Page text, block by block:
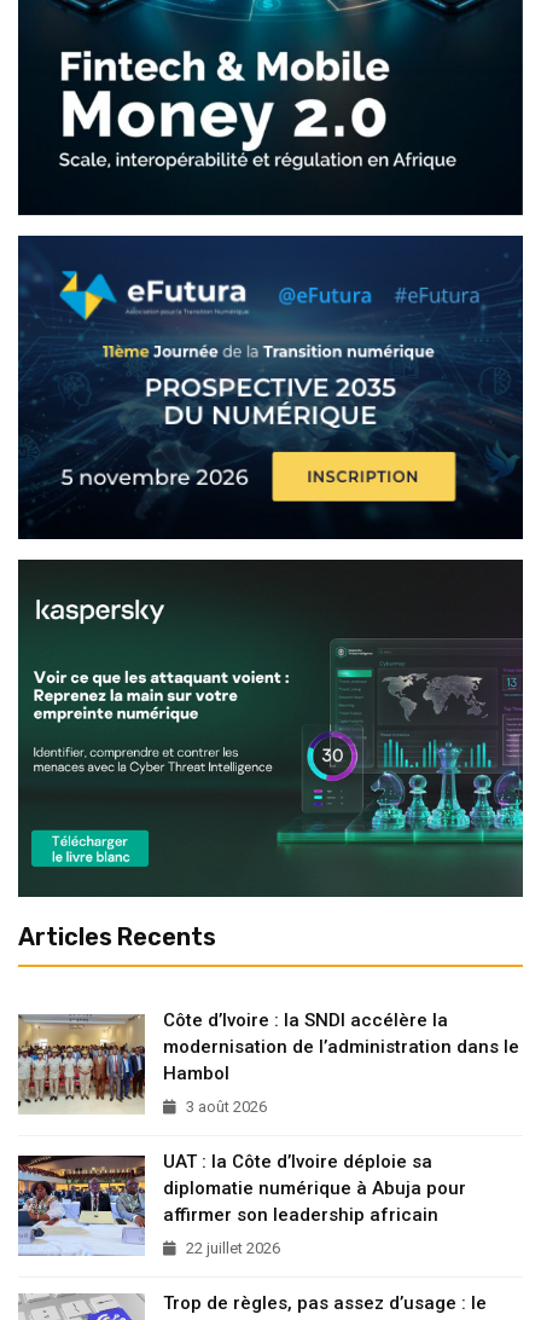
Articles Recents
Côte d’Ivoire : la SNDI accélère la
modernisation de l’administration dans le
Hambol
3 août 2026
UAT : la Côte d’Ivoire déploie sa
diplomatie numérique à Abuja pour
affirmer son leadership africain
22 juillet 2026
Trop de règles, pas assez d’usage : le